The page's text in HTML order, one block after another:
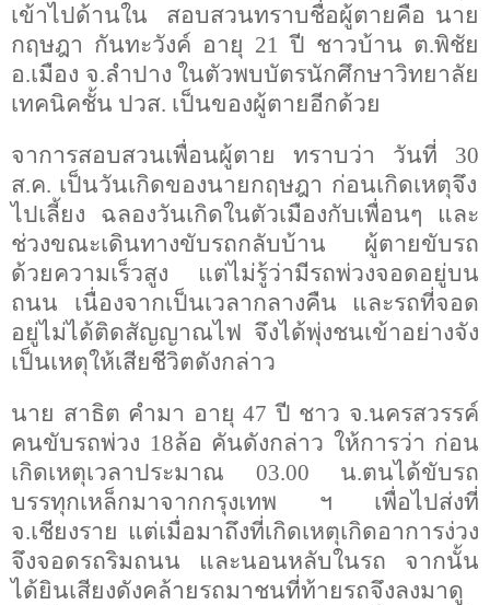
เข้าไปด้านใน
สอบสวนทราบชื่อผู้ตายคือ นาย
กฤษฎา กันทะวังค์ อายุ 21ปี ชาวบ้าน ต.พิชัย
อ.เมือง จ.ลำปาง ในตัวพบบัตรนักศึกษาวิทยาลัย
เทคนิคชั้น ปวส. เป็นของผู้ตายอีกด้วย
จาการสอบสวนเพื่อนผู้ตาย ทราบว่า วันที่ 30
ส.ค. เป็นวันเกิดของนายกฤษฎา ก่อนเกิดเหตุจึง
ไปเลี้ยง ฉลองวันเกิดในตัวเมืองกับเพื่อนๆ และ
ช่วงขณะเดินทางขับรถกลับบ้าน ผู้ตายขับรถ
ด้วยความเร็วสูง แต่ไม่รู้ว่ามีรถพ่วงจอดอยู่บน
ถนน เนื่องจากเป็นเวลากลางคืน และรถที่จอด
อยู่ไม่ได้ติดสัญญาณไฟ จึงได้พุ่งชนเข้าอย่างจัง
เป็นเหตุให้เสียชีวิตดังกล่าว
นาย สาธิต คำมา อายุ47ปี ชาว จ.นครสวรรค์
คนขับรถพ่วง 18ล้อ คันดังกล่าว ให้การว่า ก่อน
เกิดเหตุเวลาประมาณ 03.00 น.ตนได้ขับรถ
บรรทุกเหล็กมาจากกรุงเทพ ฯ เพื่อไปส่งที่
จ.เชียงราย แต่เมื่อมาถึงที่เกิดเหตุเกิดอาการง่วง
จึงจอดรถริมถนน และนอนหลับในรถ จากนั้น
ได้ยินเสียงดังคล้ายรถมาชนที่ท้ายรถจึงลงมาดู